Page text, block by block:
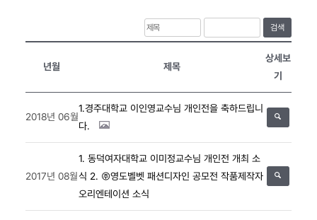
검색
년월 제목
상세보
기
2018년 06월
1.경주대학교 이인영교수님 개인전을 축하드립니
다.
2017년 08월
1. 동덕여자대학교 이미정교수님 개인전 개최 소
식 2. ㈜영도벨벳 패션디자인 공모전 작품제작자
오리엔테이션 소식